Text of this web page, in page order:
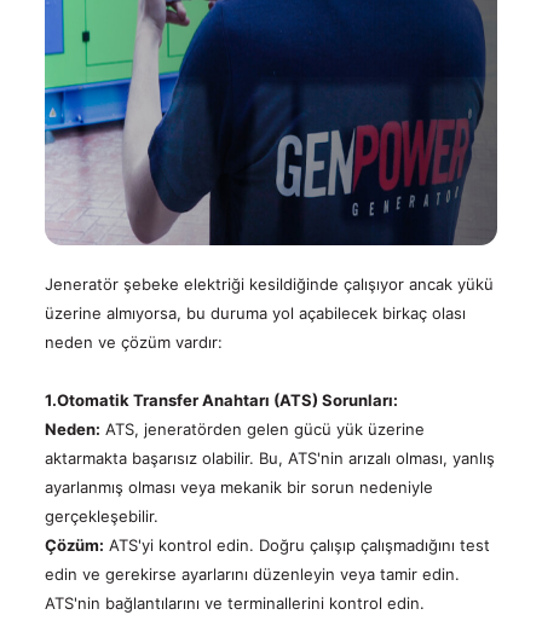
Belgeleri
Teknik
Dokümanlar
Kule
Jeneratörleri
Alternatörler
Çözümleri
Telekom
Çözümleri
Kojenerasyon
&
Trijenerasyon
Sismik
Jeneratör
Çözümleri
İzleme,
Kontrol
Bulut
Güç
Hesaplama
-
Kva
Hesaplama
Satış
Sonrası
Hizmetler
TR
FR
РУС
العربية
Jeneratör şebeke elektriği kesildiğinde çalışıyor ancak yükü
üzerine almıyorsa, bu duruma yol açabilecek birkaç olası
neden ve çözüm vardır:
1.Otomatik Transfer Anahtarı (ATS) Sorunları:
Neden: ATS, jeneratörden gelen gücü yük üzerine
aktarmakta başarısız olabilir. Bu, ATS'nin arızalı olması, yanlış
ayarlanmış olması veya mekanik bir sorun nedeniyle
gerçekleşebilir.
Çözüm: ATS'yi kontrol edin. Doğru çalışıp çalışmadığını test
edin ve gerekirse ayarlarını düzenleyin veya tamir edin.
ATS'nin bağlantılarını ve terminallerini kontrol edin.